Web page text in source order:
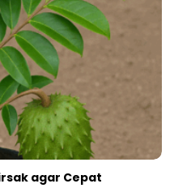
agar Cepat